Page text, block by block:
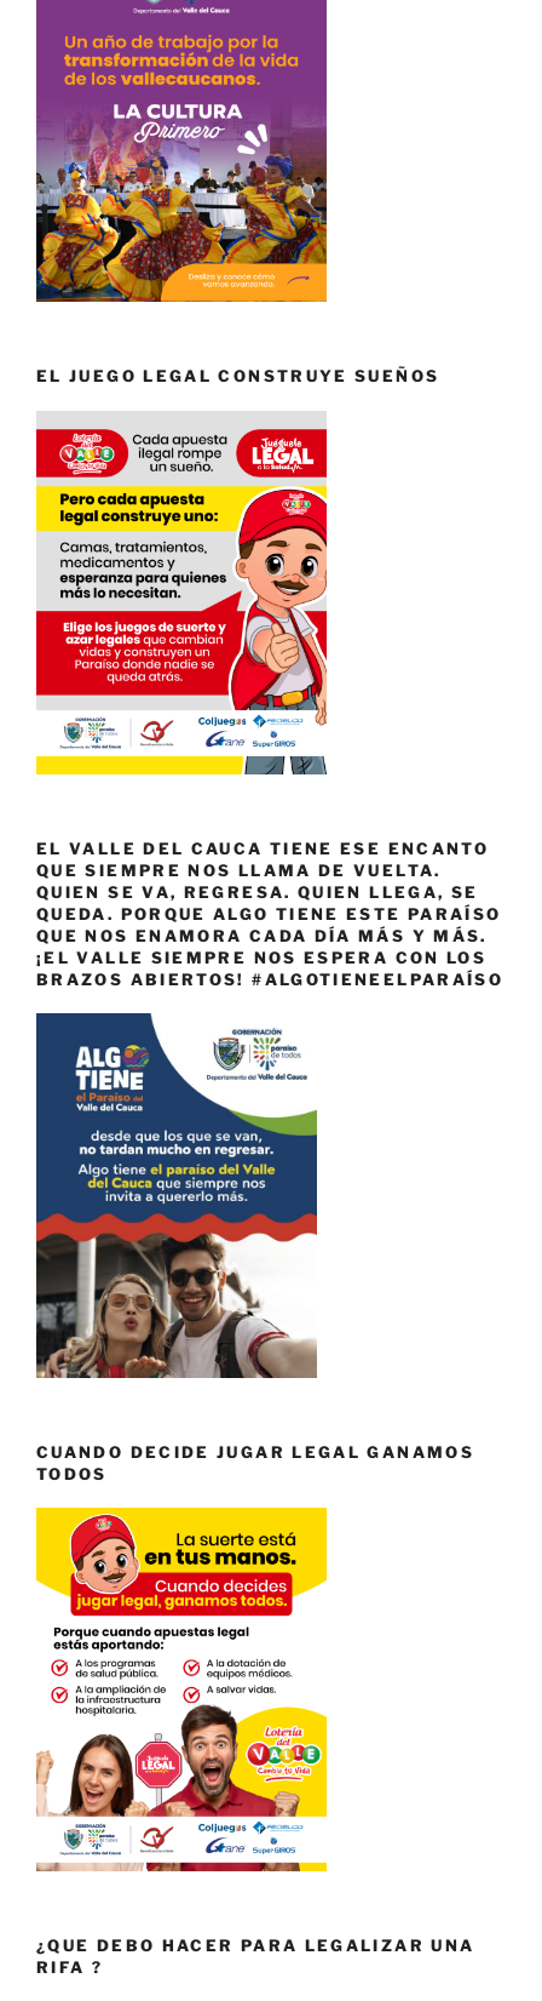
EL JUEGO LEGAL CONSTRUYE SUEÑOS
EL VALLE DEL CAUCA TIENE ESE ENCANTO
QUE SIEMPRE NOS LLAMA DE VUELTA.
QUIEN SE VA, REGRESA. QUIEN LLEGA, SE
QUEDA. PORQUE ALGO TIENE ESTE PARAÍSO
QUE NOS ENAMORA CADA DÍA MÁS Y MÁS.
¡EL VALLE SIEMPRE NOS ESPERA CON LOS
BRAZOS ABIERTOS! #ALGOTIENEELPARAÍSO
CUANDO DECIDE JUGAR LEGAL GANAMOS
TODOS
¿QUE DEBO HACER PARA LEGALIZAR UNA
RIFA ?